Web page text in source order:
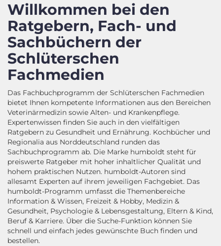
Willkommen bei den
Ratgebern, Fach- und
Sachbüchern der
Schlüterschen
Fachmedien
Das Fachbuchprogramm der Schlüterschen Fachmedien
bietet Ihnen kompetente Informationen aus den Bereichen
Veterinärmedizin sowie Alten- und Krankenpflege.
Expertenwissen finden Sie auch in den vielfältigen
Ratgebern zu Gesundheit und Ernährung. Kochbücher und
Regionalia aus Norddeutschland runden das
Sachbuchprogramm ab. Die Marke humboldt steht für
preiswerte Ratgeber mit hoher inhaltlicher Qualität und
hohem praktischen Nutzen. humboldt-Autoren sind
allesamt Experten auf ihrem jeweiligen Fachgebiet. Das
humboldt-Programm umfasst die Themenbereiche
Information & Wissen, Freizeit & Hobby, Medizin &
Gesundheit, Psychologie & Lebensgestaltung, Eltern & Kind,
Beruf & Karriere. Über die Suche-Funktion können Sie
schnell und einfach jedes gewünschte Buch finden und
bestellen.